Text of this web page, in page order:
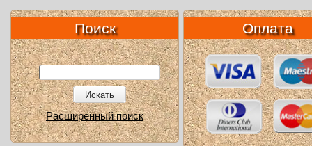
Поиск
Искать
Расширенный поиск
Оплата